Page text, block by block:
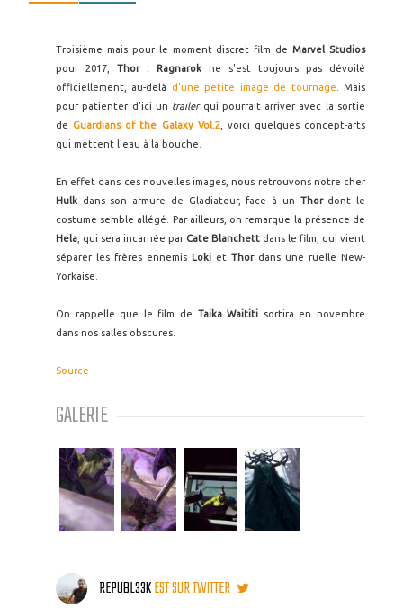
Troisième mais pour le moment discret film deMarvel Studios
pour 2017,
Thor : Ragnarok ne s'est toujours pas dévoilé
officiellement, au-delà
d'une petite image de tournage . Mais
pour patienter d'ici un trailer qui pourrait arriver avec la sortie
deGuardians of the Galaxy Vol.2, voici quelques concept-arts
qui mettent l'eau à la bouche.
En effet dans ces nouvelles images, nous retrouvons notre cher
Hulk dans son armure de Gladiateur, face à un Thordont le
costume semble allégé. Par ailleurs, on remarque la présence de
Hela , qui sera incarnée par Cate Blanchett dans le film, qui vient
séparer les frères ennemis Loki et Thor dans une ruelle New-
Yorkaise.
On rappelle que le film de Taika Waititi sortira en novembre
dans nos salles obscures.
Source
GALERIE
REPUBL33KEST SUR TWITTER